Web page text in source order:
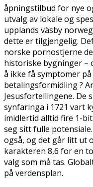
åpningstilbud for nye
utvalg av lokale og
upplands väsby
dette er tilgjengelig.
norske pornostjerne
historiske bygninger –
å ikke få symptomer
betalingsformidling ?
Jesusfortellingene. De
synfaringa i 1721 vart
imidlertid alltid fire 1-
seg sitt fulle
også, og det går litt ut
karakteren 8,6 for en
valg som må tas.
på verdensplan.